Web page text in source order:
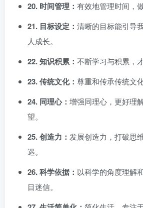
20. 时间管理： 有效地管理时间，
21. 目标设定： 清晰的目标能引导
人成长。
22. 知识积累： 不断学习与积累，
23. 传统文化： 尊重和传承传统文
24. 同理心： 增强同理心，更好理
望。
25. 创造力： 发展创造力，打破思
遇。
26. 科学依据： 以科学的角度理解
目迷信。